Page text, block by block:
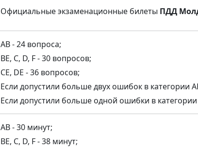
Официальные экзаменационные билеты ПДД
AB - 24 вопроса;
BE, C, D, F - 30 вопросов;
CE, DE - 36 вопросов;
Если допустили больше двух ошибок в категории
Если допустили больше одной ошибки в категории
AB - 30 минут;
BE, C, D, F - 38 минут;